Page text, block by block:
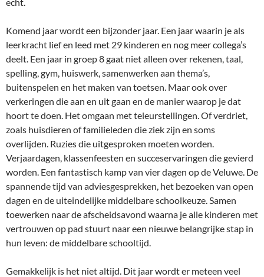
Komend jaar wordt een bijzonder jaar. Een jaar waarin je als
leerkracht lief en leed met 29 kinderen en nog meer collega’s
deelt. Een jaar in groep 8 gaat niet alleen over rekenen, taal,
spelling, gym, huiswerk, samenwerken aan thema’s,
buitenspelen en het maken van toetsen. Maar ook over
verkeringen die aan en uit gaan en de manier waarop je dat
hoort te doen. Het omgaan met teleurstellingen. Of verdriet,
zoals huisdieren of familieleden die ziek zijn en soms
overlijden. Ruzies die uitgesproken moeten worden.
Verjaardagen, klassenfeesten en succeservaringen die gevierd
worden. Een fantastisch kamp van vier dagen op de Veluwe. De
spannende tijd van adviesgesprekken, het bezoeken van open
dagen en de uiteindelijke middelbare schoolkeuze. Samen
toewerken naar de afscheidsavond waarna je alle kinderen met
vertrouwen op pad stuurt naar een nieuwe belangrijke stap in
hun leven: de middelbare schooltijd.
Gemakkelijk is het niet altijd. Dit jaar wordt er meteen veel